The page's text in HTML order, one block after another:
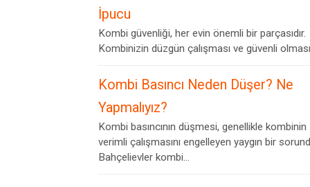
İpucu
Kombi güvenliği, her evin önemli bir parçasıdır.
Kombinizin düzgün çalışması ve güvenli
Kombi Basıncı Neden Düşer? Ne
Yapmalıyız?
Kombi basıncının düşmesi, genellikle kombinin
verimli çalışmasını engelleyen yaygın bir
Bahçelievler kombi...